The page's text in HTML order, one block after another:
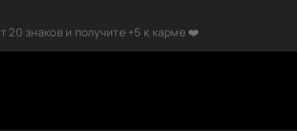
20 знаков и получите +5 к карме ❤️